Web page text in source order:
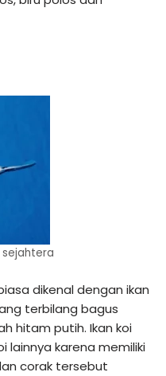
sejahtera
dikenal dengan ikan
terbilang bagus
hitam putih. Ikan koi
lainnya karena memiliki
corak tersebut